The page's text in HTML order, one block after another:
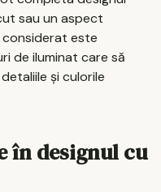
sau un aspect
este
de iluminat care să
și culorile
în designul cu